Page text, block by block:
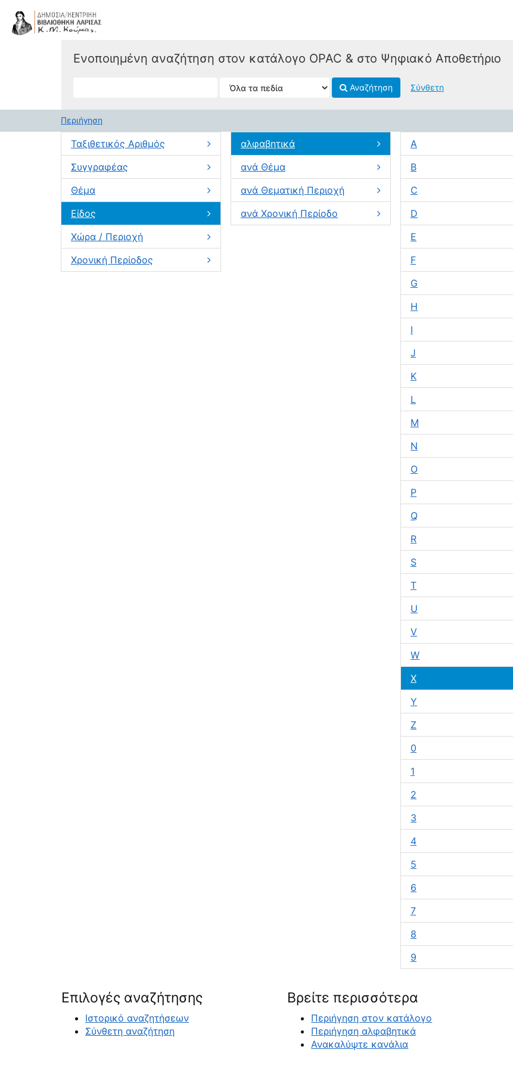
VuFind
Ενοποιημένη αναζήτηση στον κατάλογο OPAC & στο Ψηφιακό Αποθετήριο
Αναζήτηση Σύνθετη
Περιήγηση
Ταξιθετικός Αριθμός
Συγγραφέας
Θέμα
Είδος
Χώρα / Περιοχή
Χρονική Περίοδος
αλφαβητικά
ανά Θέμα
ανά Θεματική Περιοχή
ανά Χρονική Περίοδο
A
B
C
D
E
F
G
H
I
J
K
L
M
N
O
P
Q
R
S
T
U
V
W
X
Y
Z
0
1
2
3
4
5
6
7
8
9
Επιλογές αναζήτησης
Ιστορικό αναζητήσεων
Σύνθετη αναζήτηση
Βρείτε περισσότερα
Περιήγηση στον κατάλογο
Περιήγηση αλφαβητικά
Ανακαλύψτε κανάλια